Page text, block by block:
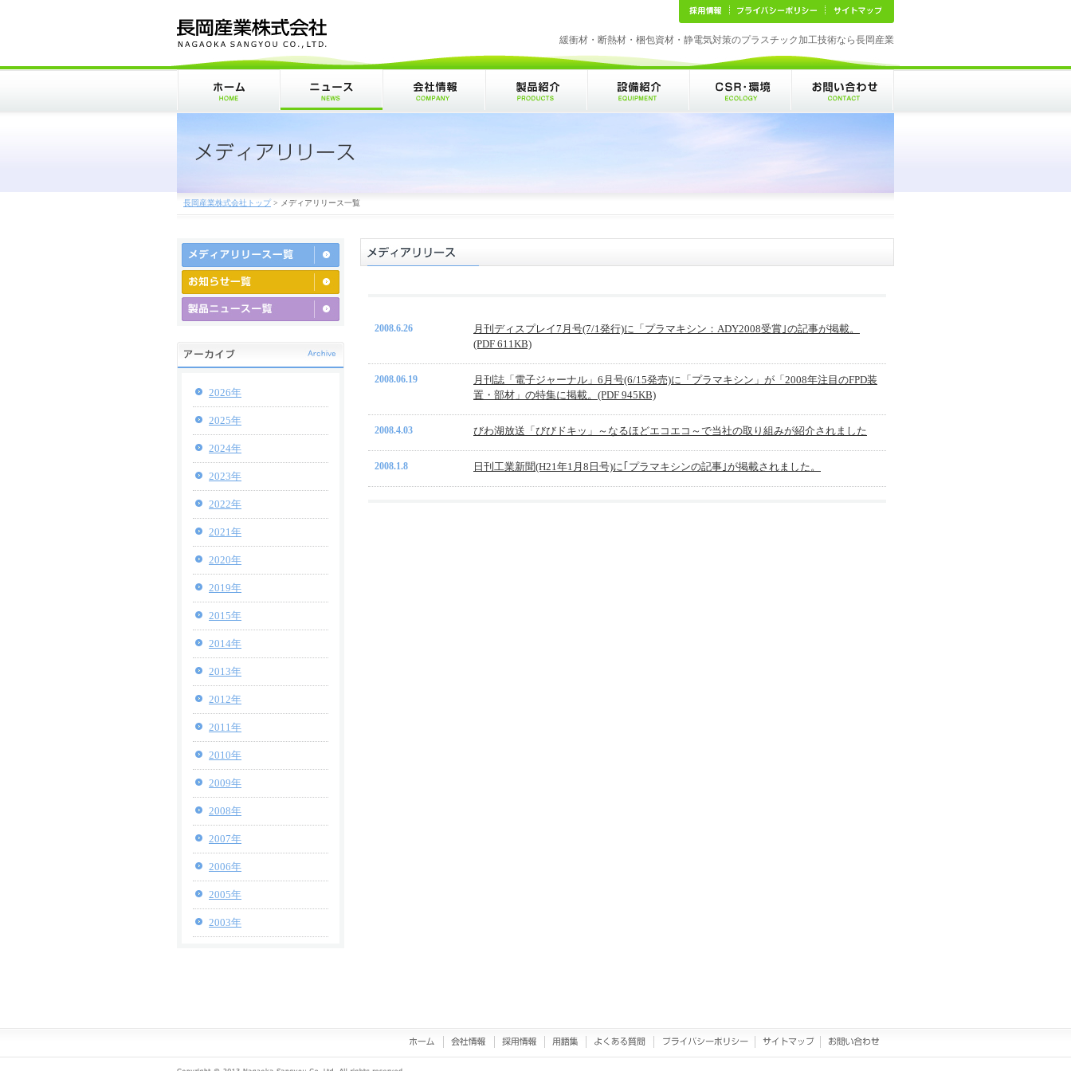
緩衝材・断熱材・梱包資材・静電気対策のプラスチック加工技術なら長岡産業
長岡産業株式会社トップ> メディアリリース一覧
2026年
2025年
2024年
2023年
2022年
2021年
2020年
2019年
2015年
2014年
2013年
2012年
2011年
2010年
2009年
2008年
2007年
2006年
2005年
2003年
2008.6.26
月刊ディスプレイ7月号(7/1発行)に「プラマキシン：ADY2008受賞｣の記事が掲載。
(PDF 611KB)
2008.06.19
月刊誌「電子ジャーナル」6月号(6/15発売)に「プラマキシン」が「2008年注目のFPD装
置・部材」の特集に掲載。(PDF 945KB)
2008.4.03 びわ湖放送「びびドキッ」～なるほどエコエコ～で当社の取り組みが紹介されました
2008.1.8 日刊工業新聞(H21年1月8日号)に｢プラマキシンの記事｣が掲載されました。